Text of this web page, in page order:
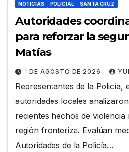
NOTICIAS POLICIAL SANTA CRUZ
Autoridades
para reforzar la
Matías
1 DE AGOSTO DE 2026
Representantes de la Policía,
autoridades locales
recientes hechos de violencia
región fronteriza. Evalúan
Autoridades de la Policía…